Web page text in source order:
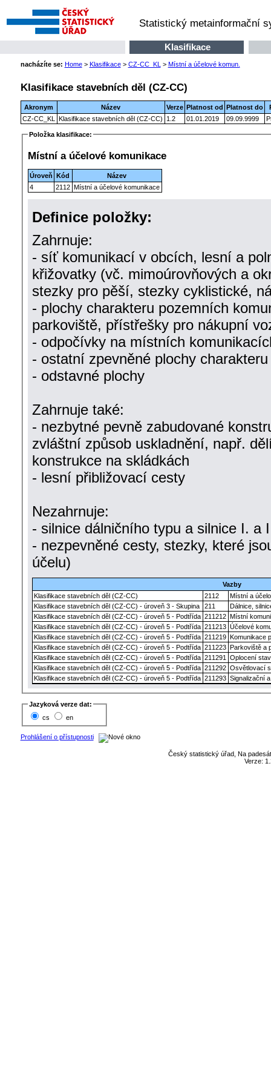
Statistický metainformační
Klasifikace
nacházíte se: Home> Klasifikace> CZ-CC_KL > Místní a účelové komun.
Klasifikace stavebních děl (CZ-CC)
Akronym Název Verze Platnost od Platnost do
CZ-CC_KL
Klasifikace stavebních děl (CZ-CC) 1.2 01.01.2019 09.09.9999
Položka klasifikace:
Místní a účelové komunikace
Úroveň Kód
Název
4
2112 Místní a účelové komunikace
Definice položky:
Zahrnuje:
- síť komunikací v obcích, lesní a
křižovatky (vč. mimoúrovňových a
stezky pro pěší, stezky cyklistické,
- plochy charakteru pozemních
parkoviště, přístřešky pro nákupní
- odpočívky na místních
- ostatní zpevněné plochy
- odstavné plochy
Zahrnuje také:
- nezbytné pevně zabudované
zvláštní způsob uskladnění, např.
konstrukce na skládkách
- lesní přibližovací cesty
Nezahrnuje:
- silnice dálničního typu a silnice I. a
- nezpevněné cesty, stezky, které
účelu)
Vazby
Klasifikace stavebních děl (CZ-CC)
2112
Místní a
Klasifikace stavebních děl (CZ-CC) - úroveň 3 - Skupina
211
Dálnice,
Klasifikace stavebních děl (CZ-CC) - úroveň 5 - Podtřída 211212 Místní
Klasifikace stavebních děl (CZ-CC) - úroveň 5 - Podtřída 211213 Účelové
Klasifikace stavebních děl (CZ-CC) - úroveň 5 - Podtřída 211219 Komunikace
Klasifikace stavebních děl (CZ-CC) - úroveň 5 - Podtřída 211223 Parkoviště a
Klasifikace stavebních děl (CZ-CC) - úroveň 5 - Podtřída 211291
Oplocení
Klasifikace stavebních děl (CZ-CC) - úroveň 5 - Podtřída 211292 Osvětlovací
Klasifikace stavebních děl (CZ-CC) - úroveň 5 - Podtřída 211293 Signalizační
Jazyková verze dat:
cs
en
Prohlášení o přístupnosti
Český statistický úřad, Na
Verze: